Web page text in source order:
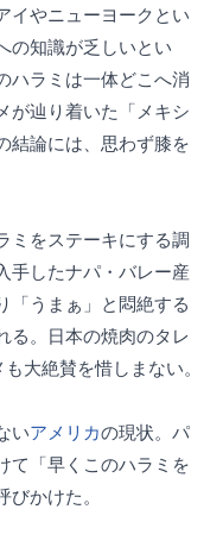
イやニューヨークとい
の知識が乏しいとい
ハラミは一体どこへ消
が辿り着いた「メキシ
結論には、思わず膝を
ミをステーキにする調
手したナパ・バレー産
「うまぁ」と悶絶する
る。日本の焼肉のタレ
大絶賛を惜しまない。
いアメリカの現状。パ
て「早くこのハラミを
かけた。